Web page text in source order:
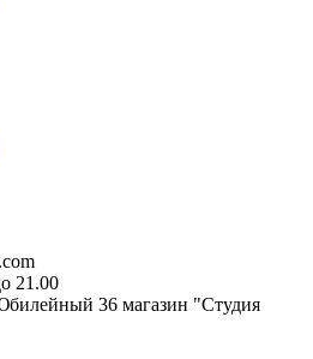
21.00
36 магазин "Студия